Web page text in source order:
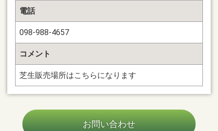
電話
098-988-4657
コメント
芝生販売場所はこちらになります
お問い合わせ